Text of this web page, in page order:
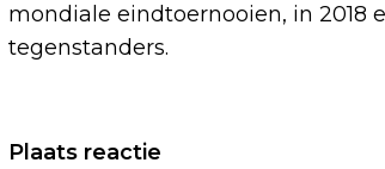
mondiale eindtoernooien, in 2018
tegenstanders.
Vorig artikel
Plaats reactie